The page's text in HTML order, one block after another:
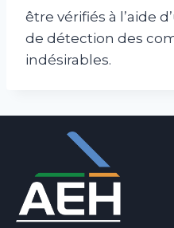
être vérifiés à l’aide
de détection des
indésirables.